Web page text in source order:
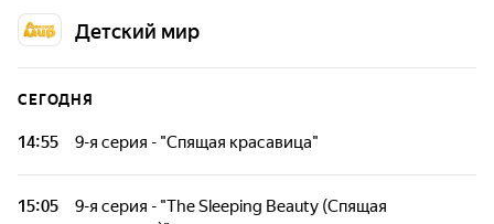
Детский мир
СЕГОДНЯ
14:55 9-я серия - "Спящая красавица"
Мультфильмы любят и маленькие, и взрослые. Они дарят
много радости и хорошего настроения.
15:05
9-я серия - "The Sleeping Beauty (Спящая